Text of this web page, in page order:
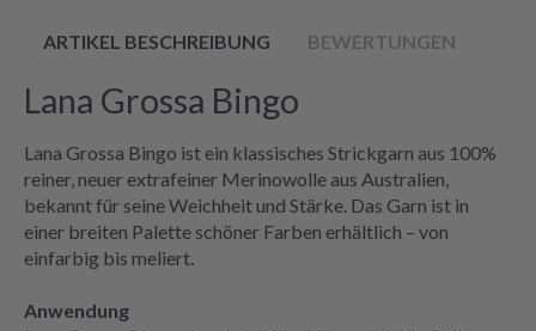
ARTIKEL BESCHREIBUNG BEWERTUNGEN
Lana Grossa Bingo
Lana Grossa Bingo ist ein klassisches Strickgarn aus 100%
reiner, neuer extrafeiner Merinowolle aus Australien,
bekannt für seine Weichheit und Stärke. Das Garn ist in
einer breiten Palette schöner Farben erhältlich – von
einfarbig bis meliert.
Anwendung